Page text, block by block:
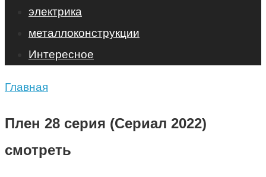
электрика
металлоконструкции
Интересное
Главная
Плен 28 серия (Сериал 2022)
смотреть